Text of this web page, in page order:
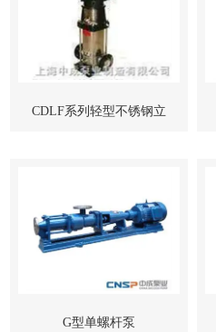
CDLF系列轻型不锈钢立
G型单螺杆泵